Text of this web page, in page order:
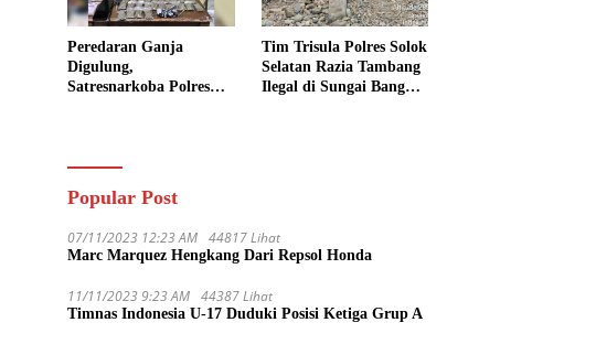
Peredaran Ganja
Digulung,
Satresnarkoba Polres
Datar
Tim Trisula Polres Solok
Selatan Razia Tambang
Ilegal di Sungai Bangko,
Popular Post
07/11/2023 12:23 AM 44817 Lihat
Marc Marquez Hengkang Dari Repsol Honda
11/11/2023 9:23 AM 44387 Lihat
Timnas Indonesia U-17 Duduki Posisi Ketiga Grup A